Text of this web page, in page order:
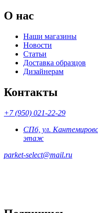
О нас
Наши магазины
Новости
Статьи
Доставка образцов
Дизайнерам
Контакты
+7 (950) 021-22-29
СПб, ул.
этаж
parket-select@mail.ru